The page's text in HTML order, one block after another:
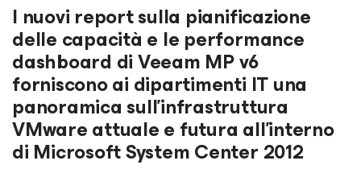
I nuovi report sulla pianificazione
delle capacità e le performance
dashboard di Veeam MP v6
forniscono ai dipartimenti IT una
panoramica sull’infrastruttura
VMware attuale e futura all’interno
di Microsoft System Center 2012